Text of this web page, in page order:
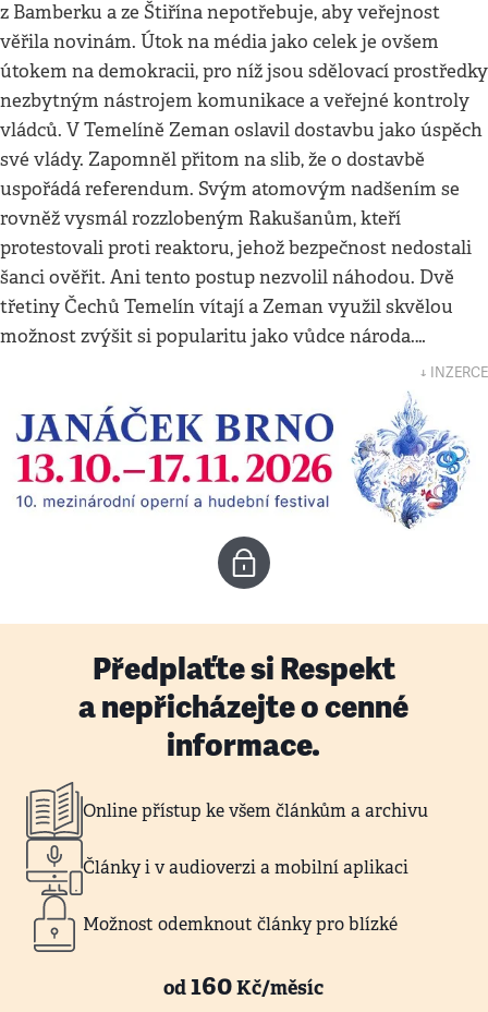
z Bamberku a ze Štiřína nepotřebuje, aby veřejnost
věřila novinám. Útok na média jako celek je ovšem
útokem na demokracii, pro níž jsou sdělovací prostředky
nezbytným nástrojem komunikace a veřejné kontroly
vládců. V Temelíně Zeman oslavil dostavbu jako úspěch
své vlády. Zapomněl přitom na slib, že o dostavbě
uspořádá referendum. Svým atomovým nadšením se
rovněž vysmál rozzlobeným Rakušanům, kteří
protestovali proti reaktoru, jehož bezpečnost nedostali
šanci ověřit. Ani tento postup nezvolil náhodou. Dvě
třetiny Čechů Temelín vítají a Zeman využil skvělou
možnost zvýšit si popularitu jako vůdce národa.…
↓ INZERCE
Předplaťte si Respekt
a nepřicházejte o cenné
informace.
Online přístup ke všem článkům a archivu
Články i v audioverzi a mobilní aplikaci
Možnost odemknout články pro blízké
od160Kč/měsíc